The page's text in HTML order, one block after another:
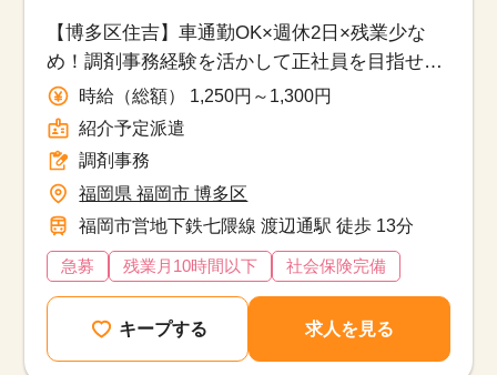
【博多区住吉】車通勤OK×週休2日×残業少な
め！調剤事務経験を活かして正社員を目指せる
お仕事時給（総額） 1,250円～1,300円
紹介予定派遣
調剤事務
福岡県 福岡市 博多区
福岡市営地下鉄七隈線 渡辺通駅 徒歩 13分
急募 残業月10時間以下 社会保険完備
キープする 求人を見る